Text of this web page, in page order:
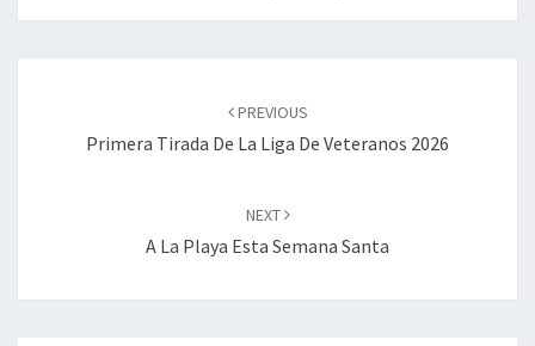
PREVIOUS
Primera Tirada De La Liga De Veteranos 2026
NEXT
A La Playa Esta Semana Santa